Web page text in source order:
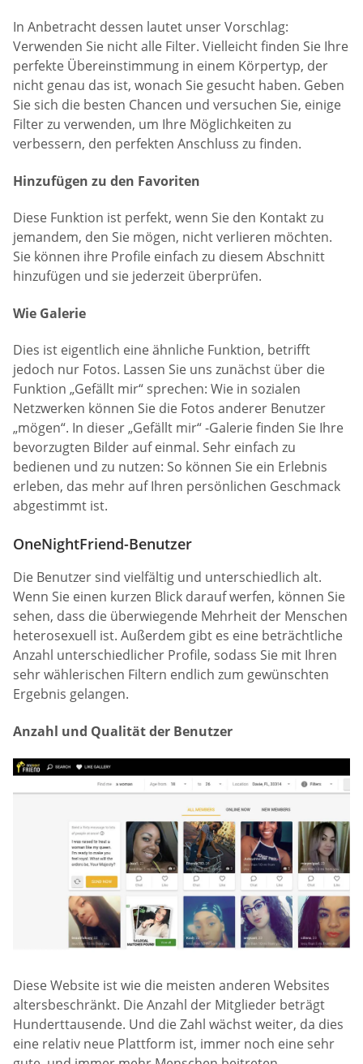
In Anbetracht dessen lautet unser Vorschlag:
Verwenden Sie nicht alle Filter. Vielleicht finden Sie Ihre
perfekte Übereinstimmung in einem Körpertyp, der
nicht genau das ist, wonach Sie gesucht haben. Geben
Sie sich die besten Chancen und versuchen Sie, einige
Filter zu verwenden, um Ihre Möglichkeiten zu
verbessern, den perfekten Anschluss zu finden.
Hinzufügen zu den Favoriten
Diese Funktion ist perfekt, wenn Sie den Kontakt zu
jemandem, den Sie mögen, nicht verlieren möchten.
Sie können ihre Profile einfach zu diesem Abschnitt
hinzufügen und sie jederzeit überprüfen.
Wie Galerie
Dies ist eigentlich eine ähnliche Funktion, betrifft
jedoch nur Fotos. Lassen Sie uns zunächst über die
Funktion „Gefällt mir“ sprechen: Wie in sozialen
Netzwerken können Sie die Fotos anderer Benutzer
„mögen“. In dieser „Gefällt mir“ -Galerie finden Sie Ihre
bevorzugten Bilder auf einmal. Sehr einfach zu
bedienen und zu nutzen: So können Sie ein Erlebnis
erleben, das mehr auf Ihren persönlichen Geschmack
abgestimmt ist.
OneNightFriend-Benutzer
Die Benutzer sind vielfältig und unterschiedlich alt.
Wenn Sie einen kurzen Blick darauf werfen, können Sie
sehen, dass die überwiegende Mehrheit der Menschen
heterosexuell ist. Außerdem gibt es eine beträchtliche
Anzahl unterschiedlicher Profile, sodass Sie mit Ihren
sehr wählerischen Filtern endlich zum gewünschten
Ergebnis gelangen.
Anzahl und Qualität der Benutzer
Diese Website ist wie die meisten anderen Websites
altersbeschränkt. Die Anzahl der Mitglieder beträgt
Hunderttausende. Und die Zahl wächst weiter, da dies
eine relativ neue Plattform ist, immer noch eine sehr